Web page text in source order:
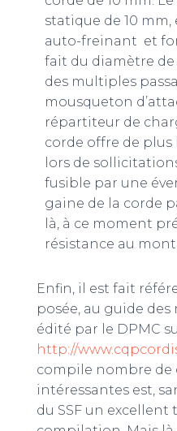
statique de 10
auto-freinant et
fait du diamètre
des multiples
mousqueton
répartiteur de
corde offre de plus
lors de
fusible par une
gaine de la corde
là, à ce moment
résistance au
Enfin, il est fait
posée, au guide
édité par le DPMC
http://
compile nombre de
intéressantes est,
du SSF un excellent